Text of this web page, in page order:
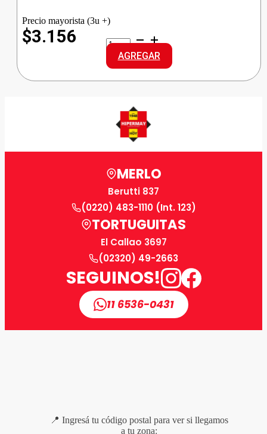
Precio mayorista (3u +)
$3.156
HOR-
TAL
HORMIGUICIDA
LIQUIDO
cantidad
AGREGAR
MERLO
Berutti 837
(0220) 483-1110 (Int. 123)
TORTUGUITAS
El Callao 3697
(02320) 49-2663
SEGUINOS!
11 6536-0431
📍 Ingresá tu código postal para ver si llegamos
a tu zona: